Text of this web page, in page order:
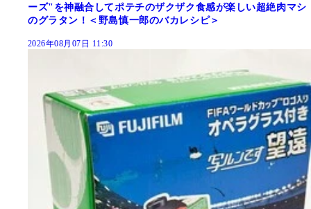
ーズ"を神融合してポテチのザクザク食感が楽しい超絶肉マシ
のグラタン！＜野島慎一郎のバカレシピ＞
2026年08月07日 11:30